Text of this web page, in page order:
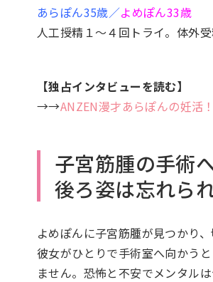
あらぽん35歳／よめぽん33歳
人工授精１～４回トライ。体外
【独占インタビューを読む】
→→ANZEN漫才あらぽんの妊活
子宮筋腫の手術
後ろ姿は忘れら
よめぽんに子宮筋腫が見つかり、
彼女がひとりで手術室へ向かう
ません。恐怖と不安でメンタル